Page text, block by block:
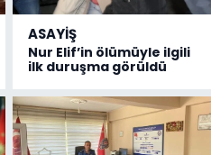
ASAYİŞ
Nur Elif’in ölümüyle ilgili
ilk duruşma görüldü